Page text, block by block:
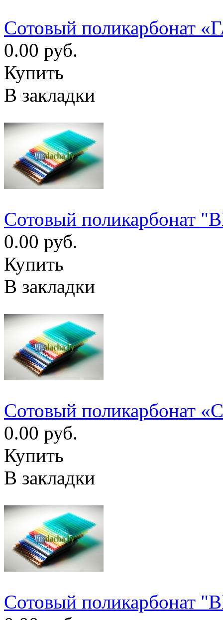
Сотовый поликарбонат
0.00 руб.
Купить
В закладки
Cотовый поликарбонат
0.00 руб.
Купить
В закладки
Сотовый поликарбонат
0.00 руб.
Купить
В закладки
Cотовый поликарбонат